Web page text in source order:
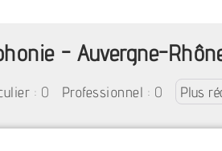
- Auvergne-
: 0 Professionnel : 0